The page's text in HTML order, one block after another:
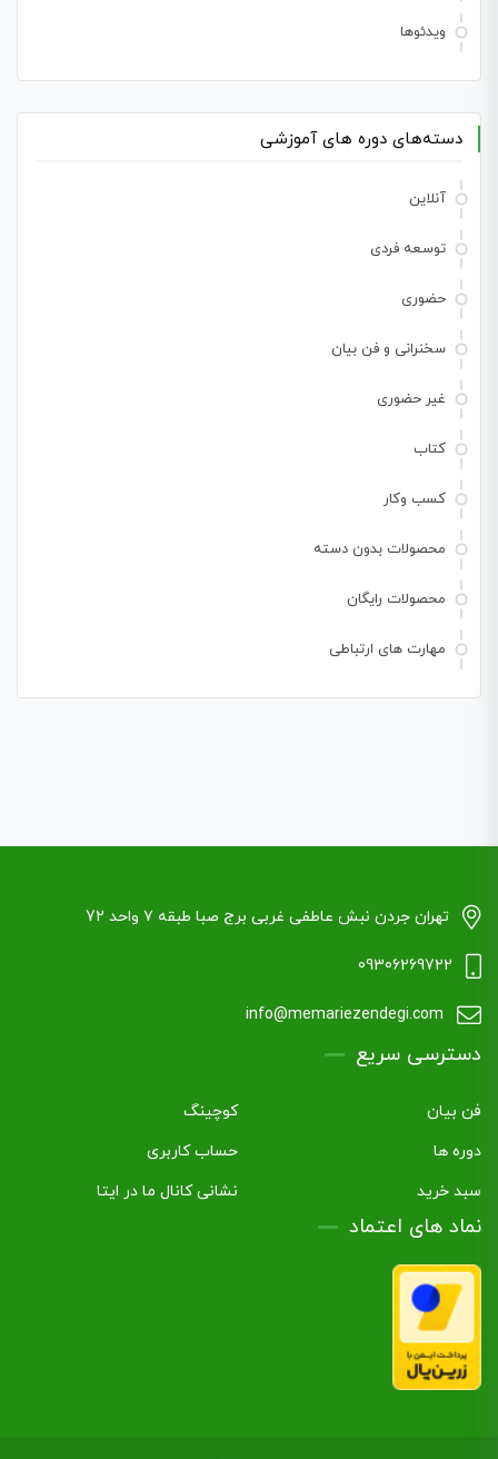
ویدئوها
دسته‌های دوره های آموزشی
آنلاین
توسعه فردی
حضوری
سخنرانی و فن بیان
غیر حضوری
کتاب
کسب وکار
محصولات بدون دسته
محصولات رایگان
مهارت های ارتباطی
تهران جردن نبش عاطفی غربی برج صبا طبقه ۷ واحد 72
09306269722
info@memariezendegi.com
دسترسی سریع
فن بیان
کوچینگ
دوره ها
حساب کاربری
سبد خرید
نشانی کانال ما در ایتا
نماد های اعتماد